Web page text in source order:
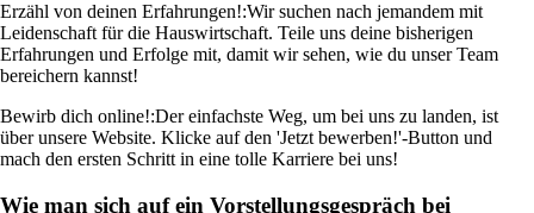
Erzähl von deinen Erfahrungen!:Wir suchen nach jemandem mit
Leidenschaft für die Hauswirtschaft. Teile uns deine bisherigen
Erfahrungen und Erfolge mit, damit wir sehen, wie du unser Team
bereichern kannst!
Bewirb dich online!:Der einfachste Weg, um bei uns zu landen, ist
über unsere Website. Klicke auf den 'Jetzt bewerben!'-Button und
mach den ersten Schritt in eine tolle Karriere bei uns!
Wie man sich auf ein Vorstellungsgespräch bei